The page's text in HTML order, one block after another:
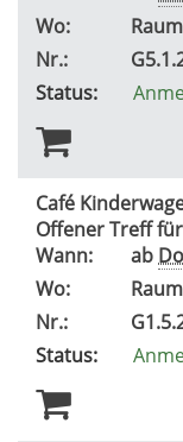
Wo:
Nr.:
Status:
Café
Offener Treff
Wann:
ab
Wo:
Nr.:
Status: